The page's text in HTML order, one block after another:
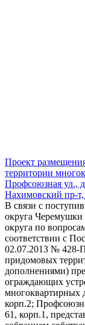
Проект
территории
Профсоюзная ул.,
Нахимовский пр-т,
В связи с
округа
округа по
соответствии с
02.07.2013 № 428-
придомовых
дополнениями)
ограждающих
многоквартирных
корп.2;
61, корп.1,